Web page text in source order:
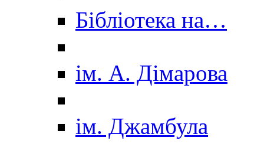
Бібліотека на…
ім. А. Дімарова
ім. Джамбула